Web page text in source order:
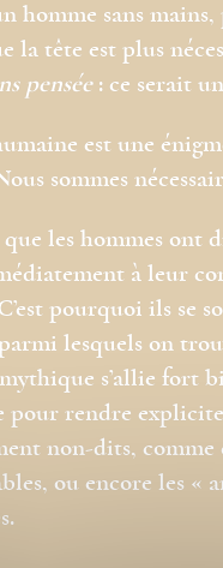
homme sans mains,
la tête est plus
pensée: ce serait
est une
sommes
les hommes ont
à leur
pourquoi ils se
lesquels on
s’allie fort
rendre
non-dits,
ou encore les «